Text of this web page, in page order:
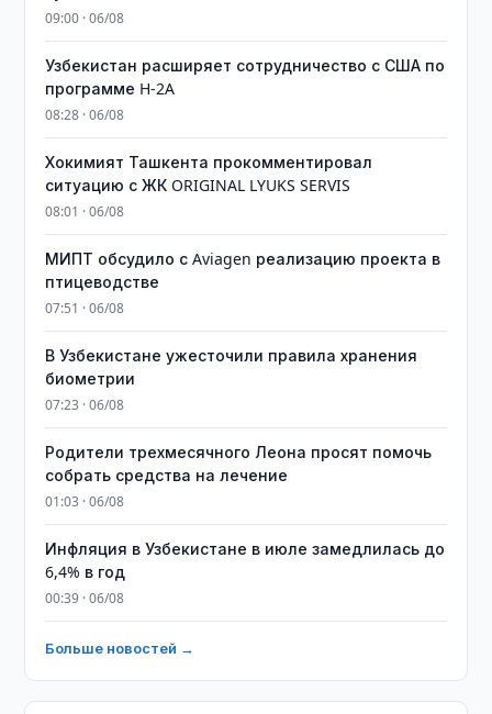
09:00 · 06/08
Узбекистан расширяет сотрудничество с США по
программе H-2A
08:28 · 06/08
Хокимият Ташкента прокомментировал
ситуацию с ЖК ORIGINAL LYUKS SERVIS
08:01 · 06/08
МИПТ обсудило с Aviagen реализацию проекта в
птицеводстве
07:51 · 06/08
В Узбекистане ужесточили правила хранения
биометрии
07:23 · 06/08
Родители трехмесячного Леона просят помочь
собрать средства на лечение
01:03 · 06/08
Инфляция в Узбекистане в июле замедлилась до
6,4% в год
00:39 · 06/08
Больше новостей →